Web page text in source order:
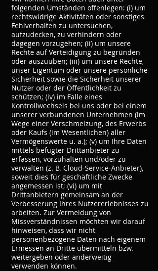
folgenden Umständen offenlegen: (i) um
rechtswidrige Aktivitäten oder sonstiges
Fehlverhalten zu untersuchen,
aufzudecken, zu verhindern oder
dagegen vorzugehen; (ii) um unsere
Rechte auf Verteidigung zu begründen
oder auszuüben; (iii) um unsere Rechte,
unser Eigentum oder unsere persönliche
Sicherheit sowie die Sicherheit unserer
Nutzer oder der Öffentlichkeit zu
schützen; (iv) im Falle eines
Kontrollwechsels bei uns oder bei einem
unserer verbundenen Unternehmen (im
Wege einer Verschmelzung, des Erwerbs
oder Kaufs (im Wesentlichen) aller
Vermögenswerte u. a.); (v) um Ihre Daten
mittels befugter Drittanbieter zu
erfassen, vorzuhalten und/oder zu
verwalten (z. B. Cloud-Service-Anbieter),
soweit dies für geschäftliche Zwecke
angemessen ist; (vi) um mit
Drittanbietern gemeinsam an der
Verbesserung Ihres Nutzererlebnisses zu
arbeiten. Zur Vermeidung von
Missverständnissen möchten wir darauf
hinweisen, dass wir nicht
personenbezogene Daten nach eigenem
Ermessen an Dritte übermitteln bzw.
weitergeben oder anderweitig
verwenden können.